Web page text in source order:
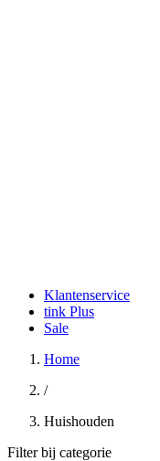
Klantenservice
tink Plus
Sale
Home
/
Huishouden
Filter bij categorie